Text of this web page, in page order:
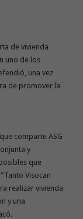
de vivienda
uno de los
una vez
de promover la
comparte ASG
y
que
Visocan
realizar vivienda
y una